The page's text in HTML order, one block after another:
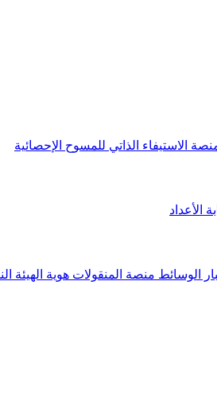
الاستيفاء الذاتي للمسوح الإحصائية
الأعداد
الوسائط منصة المنقولات هوية الهيئة